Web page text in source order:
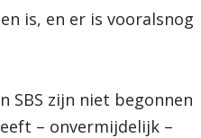
is, en er is vooralsnog
SBS zijn niet begonnen
– onvermijdelijk –